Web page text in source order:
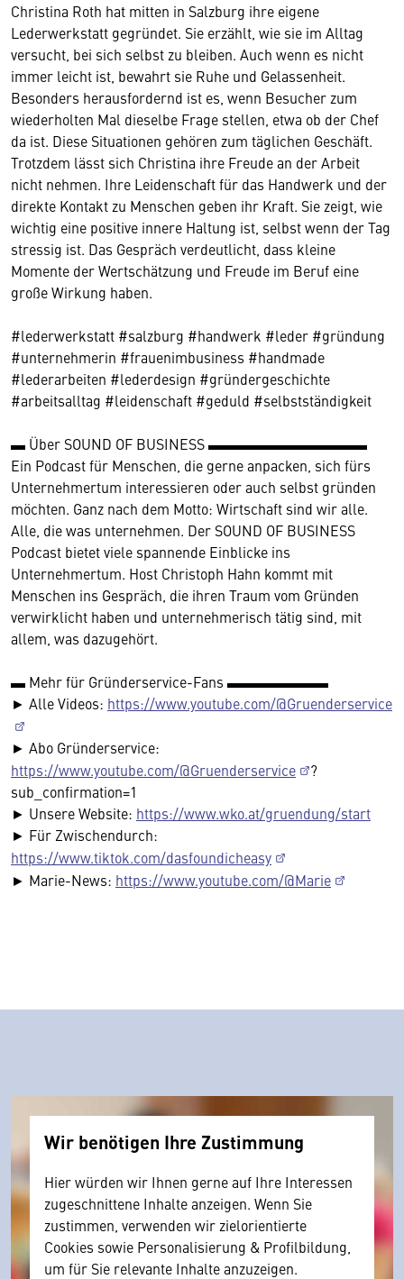
Christina Roth hat mitten in Salzburg ihre eigene
Lederwerkstatt gegründet. Sie erzählt, wie sie im Alltag
versucht, bei sich selbst zu bleiben. Auch wenn es nicht
immer leicht ist, bewahrt sie Ruhe und Gelassenheit.
Besonders herausfordernd ist es, wenn Besucher zum
wiederholten Mal dieselbe Frage stellen, etwa ob der Chef
da ist. Diese Situationen gehören zum täglichen Geschäft.
Trotzdem lässt sich Christina ihre Freude an der Arbeit
nicht nehmen. Ihre Leidenschaft für das Handwerk und der
direkte Kontakt zu Menschen geben ihr Kraft. Sie zeigt, wie
wichtig eine positive innere Haltung ist, selbst wenn der Tag
stressig ist. Das Gespräch verdeutlicht, dass kleine
Momente der Wertschätzung und Freude im Beruf eine
große Wirkung haben.
#lederwerkstatt #salzburg #handwerk #leder #gründung
#unternehmerin #frauenimbusiness #handmade
#lederarbeiten #lederdesign #gründergeschichte
#arbeitsalltag #leidenschaft #geduld #selbstständigkeit
▬ Über SOUND OF BUSINESS ▬▬▬▬▬▬▬▬▬▬▬
Ein Podcast für Menschen, die gerne anpacken, sich fürs
Unternehmertum interessieren oder auch selbst gründen
möchten. Ganz nach dem Motto: Wirtschaft sind wir alle.
Alle, die was unternehmen. Der SOUND OF BUSINESS
Podcast bietet viele spannende Einblicke ins
Unternehmertum. Host Christoph Hahn kommt mit
Menschen ins Gespräch, die ihren Traum vom Gründen
verwirklicht haben und unternehmerisch tätig sind, mit
allem, was dazugehört.
▬ Mehr für Gründerservice-Fans ▬▬▬▬▬▬▬
► Alle Videos: https://www.youtube.com/@Gruenderservice
► Abo Gründerservice:
https://www.youtube.com/@Gruenderservice
?
sub_confirmation=1
► Unsere Website: https://www.wko.at/gruendung/start
► Für Zwischendurch:
https://www.tiktok.com/dasfoundicheasy
► Marie-News: https://www.youtube.com/@Marie
Wir benötigen Ihre Zustimmung
Hier würden wir Ihnen gerne auf Ihre Interessen
zugeschnittene Inhalte anzeigen. Wenn Sie
zustimmen, verwenden wir zielorientierte
Cookies sowie Personalisierung & Profilbildung,
um für Sie relevante Inhalte anzuzeigen.